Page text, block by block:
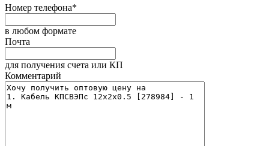
Номер телефона*
в любом формате
Почта
для получения счета или КП
Комментарий